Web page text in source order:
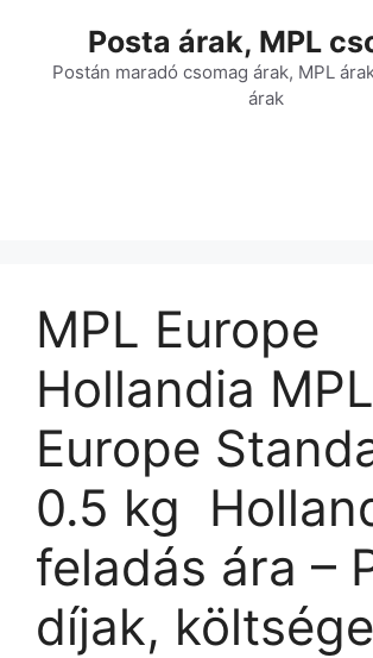
tartalomba
Posta árak, MPL
Postán maradó csomag árak, MPL
árak
MPL Europe
Hollandia MPL
Europe
0.5 kg 
feladás ára –
díjak,